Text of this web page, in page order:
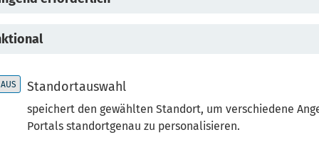
und
bei
mit Ressourcen wie biotischen und
Standortauswahl
speichert den gewählten Standort, um verschiedene
Portals standortgenau zu personalisieren.